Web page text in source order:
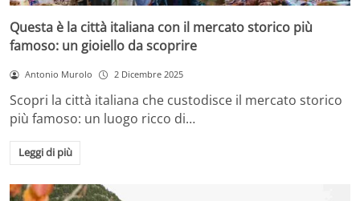
Questa è la città italiana con il mercato storico più
famoso: un gioiello da scoprire
Antonio Murolo 2 Dicembre 2025
Scopri la città italiana che custodisce il mercato storico
più famoso: un luogo ricco di…
Leggi di più